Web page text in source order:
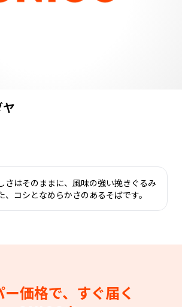
さはそのままに、風味の強い挽きぐるみ
、コシとなめらかさのあるそばです。
ー価格で、すぐ届く